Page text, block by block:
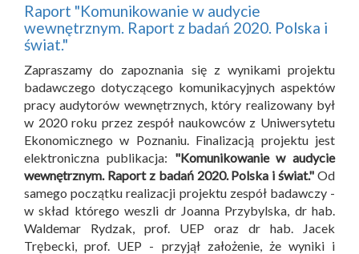
Raport "Komunikowanie w audycie
wewnętrznym. Raport z badań 2020. Polska i
świat."
Zapraszamy do zapoznania się z wynikami projektu
badawczego dotyczącego komunikacyjnych aspektów
pracy audytorów wewnętrznych, który realizowany był
w 2020 roku przez zespół naukowców z Uniwersytetu
Ekonomicznego w Poznaniu. Finalizacją projektu jest
elektroniczna publikacja: "Komunikowanie w audycie
wewnętrznym. Raport z badań 2020. Polska i świat." Od
samego początku realizacji projektu zespół badawczy -
w skład którego weszli dr Joanna Przybylska, dr hab.
Waldemar Rydzak, prof. UEP oraz dr hab. Jacek
Trębecki, prof. UEP - przyjął założenie, że wyniki i